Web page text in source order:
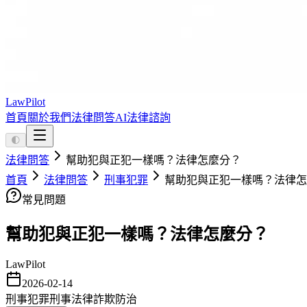
LawPilot
首頁 關於我們法律問答AI法律諮詢
🌓
法律問答
幫助犯與正犯一樣嗎？法律怎麼分？
首頁
法律問答 刑事犯罪
幫助犯與正犯一樣嗎？法律
常見問題
幫助犯與正犯一樣嗎？法律怎麼分？
LawPilot
2026-02-14
刑事犯罪刑事法律詐欺防治